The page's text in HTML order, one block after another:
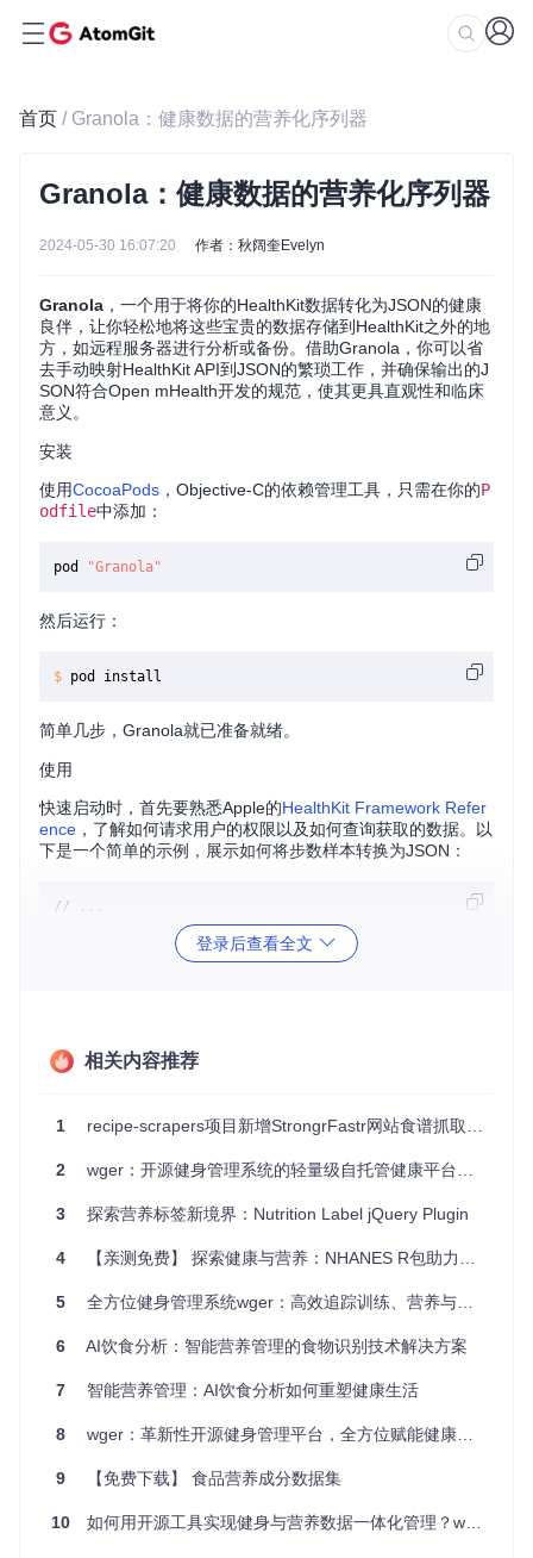
首页 / Granola：健康数据的营养化序列器
Granola：健康数据的营养化序列器
2024-05-30 16:07:20 作者：秋阔奎Evelyn
Granola ，一个用于将你的HealthKit数据转化为JSON的健康
良伴，让你轻松地将这些宝贵的数据存储到HealthKit之外的地
方，如远程服务器进行分析或备份。借助Granola，你可以省
去手动映射HealthKit API到JSON的繁琐工作，并确保输出的J
SON符合Open mHealth开发的规范，使其更具直观性和临床
意义。
安装
使用CocoaPods ，Objective-C的依赖管理工具，只需在你的P
odfile中添加：
pod "Granola"
然后运行：
$
简单几步，Granola就已准备就绪。
使用
快速启动时，首先要熟悉Apple的HealthKit Framework Refer
ence ，了解如何请求用户的权限以及如何查询获取的数据。以
下是一个简单的示例，展示如何将步数样本转换为JSON：
// ...
HKSampleQuery* query =
[[HKSampleQuery alloc]
NSArray
NSError
     OMHSerializer *serializer = [OMHSerializer new];
     NSLog(@"sample json: %@", jsonString);
你会看到，结果是符合Open mHealth标准的JSON格式。
支持的HKObjectType
Granola支持所有的HealthKit样本（ HKSample），无论是通过
精心策划的Open mHealth模式还是通用的HealthKit模式。你
可以查看详细的类型和其对应模式映射表，并可使用静态方法
获取所有支持类型的类名：
或者只获取类型标识符：
登录后查看全文
相关内容推荐
1 recipe-scrapers项目新增StrongrFastr网站食谱抓取支持
2 wger：开源健身管理系统的轻量级自托管健康平台实践
3 探索营养标签新境界：Nutrition Label jQuery Plugin
4 【亲测免费】 探索健康与营养：NHANES R包助力数据分析
5 全方位健身管理系统wger：高效追踪训练、营养与体重的开源解决方案
6 AI饮食分析：智能营养管理的食物识别技术解决方案
7 智能营养管理：AI饮食分析如何重塑健康生活
8 wger：革新性开源健身管理平台，全方位赋能健康生活
9 【免费下载】 食品营养成分数据集
10 如何用开源工具实现健身与营养数据一体化管理？wger让健康追踪效率提升3倍